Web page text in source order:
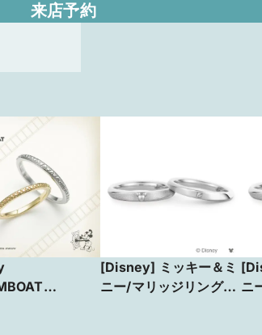
来店予約
[Disney] ミッキー＆ミ
ニー/マリッジリング-
ニ